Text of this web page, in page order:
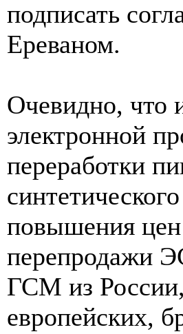
подписать
Ереваном.
Очевидно, что
электронной
переработки
повышения цен
перепродажи
ГСМ из
европейских,